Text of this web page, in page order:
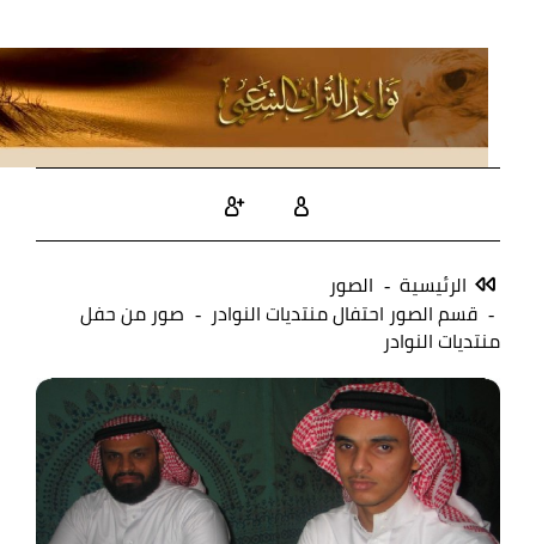
الرئيسية
الصور
قسم الصور احتفال منتديات النوادر
صور من حفل
منتديات النوادر